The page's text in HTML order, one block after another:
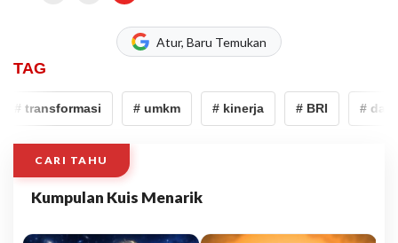
Atur, Baru Temukan
TAG
# transformasi # umkm # kinerja # BRI #
CARI TAHU
Kumpulan Kuis Menarik